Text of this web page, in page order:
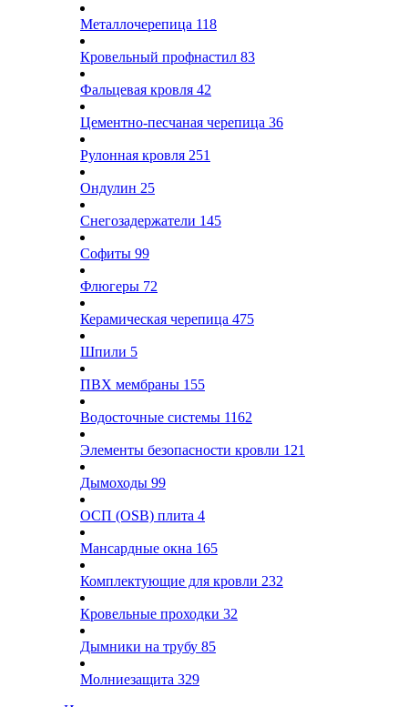
Металлочерепица 118
Кровельный профнастил 83
Фальцевая кровля 42
Цементно-песчаная черепица 36
Рулонная кровля 251
Ондулин 25
Снегозадержатели 145
Софиты 99
Флюгеры 72
Керамическая черепица 475
Шпили 5
ПВХ мембраны 155
Водосточные системы 1162
Элементы безопасности кровли 121
Дымоходы 99
ОСП (OSB) плита 4
Мансардные окна 165
Комплектующие для кровли 232
Кровельные проходки 32
Дымники на трубу 85
Молниезащита 329